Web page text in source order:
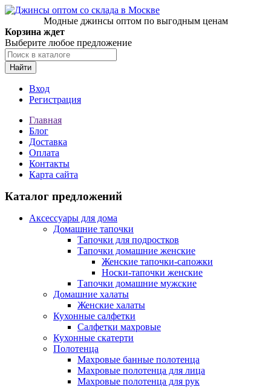
Модные джинсы оптом по выгодным ценам
Корзина ждет
Выберите любое предложение
Найти
Вход
Регистрация
Главная
Блог
Доставка
Оплата
Контакты
Карта сайта
Каталог предложений
Аксессуары для дома
Домашние тапочки
Тапочки для подростков
Тапочки домашние женские
Женские тапочки-сапожки
Носки-тапочки женские
Тапочки домашние мужские
Домашние халаты
Женские халаты
Кухонные салфетки
Салфетки махровые
Кухонные скатерти
Полотенца
Махровые банные полотенца
Махровые полотенца для лица
Махровые полотенца для рук